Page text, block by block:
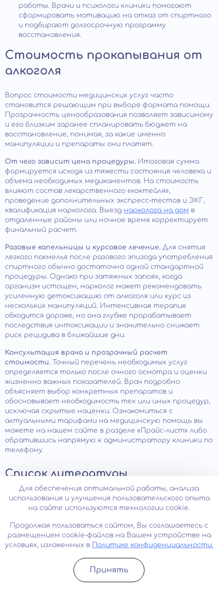
работы. Врачи и психологи клиники помогают
сформировать мотивацию на отказ от спиртного
и подбирают долгосрочную программу
восстановления.
Стоимость прокапывания от
алкоголя
Вопрос стоимости медицинских услуг часто
становится решающим при выборе формата помощи.
Прозрачность ценообразования позволяет зависимому
и его близким заранее спланировать бюджет на
восстановление, понимая, за какие именно
манипуляции и препараты они платят.
От чего зависит цена процедуры. Итоговая сумма
формируется исходя из тяжести состояния человека и
объема необходимых медикаментов. На стоимость
влияют состав лекарственного «коктейля»,
проведение дополнительных экспресс-тестов и ЭКГ,
квалификация нарколога. Выезд нарколога на дом в
отдаленные районы или ночное время корректирует
финальный расчет.
Разовые капельницы и курсовое лечение. Для снятия
легкого похмелья после разового эпизода употребления
спиртного обычно достаточно одной стандартной
процедуры. Однако при затяжных запоях, когда
организм истощен, нарколог может рекомендовать
усиленную детоксикацию от алкоголя или курс из
нескольких манипуляций. Интенсивная терапия
обходится дороже, но она глубже прорабатывает
последствия интоксикации и значительно снижает
риск рецидива в ближайшие дни.
Консультация врача и прозрачный расчет
стоимости. Точный перечень необходимых услуг
определяется только после очного осмотра и оценки
жизненно важных показателей. Врач подробно
объясняет выбор конкретных препаратов и
обосновывает необходимость тех или иных процедур,
исключая скрытые наценки. Ознакомиться с
актуальными тарифами на медицинскую помощь вы
можете на нашем сайте в разделе «Прайс-лист» либо
обратившись напрямую к администратору клиники по
телефону.
Список литературы
И. Н. Иванец, М. А. Винникова, Е. А. Брюн —
Наркология. Национальное руководство (краткое
издание) — ГЭОТАР-Медиа, 2020 — ISBN 978-5-9704-
5423-7
Барденштейн Л.М., Герасимов Н.П., Можгинский
Ю.Б., Беглянкин Н.И. Алкоголизм, наркомании,
токсикомании: учебное пособие : для студентов
медицинских вузов. – ГЭОТАР-Медиа – ISBN 978-5-
Записатьcя
Для обеспечения оптимальной работы, анализа
использования и улучшения пользовательского опыта
на сайте используются технологии cookie.
Продолжая пользоваться сайтом, Вы соглашаетесь с
размещением cookie-файлов на Вашем устройстве на
условиях, изложенных в
Политике конфиденциальности.
Принять